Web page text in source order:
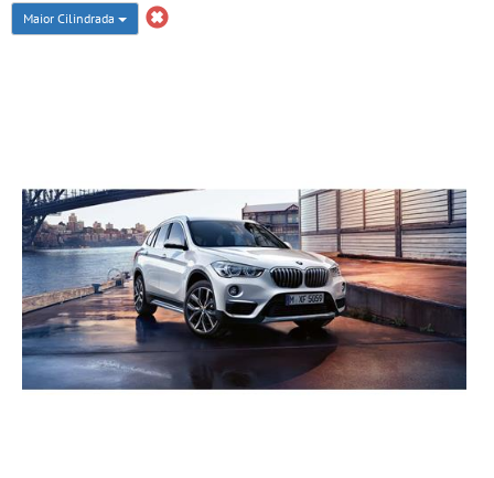
Maior Cilindrada